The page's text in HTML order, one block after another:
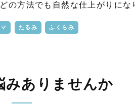
の方法でも自然な仕上がりにな
たるみ ふくらみ
みありませんか